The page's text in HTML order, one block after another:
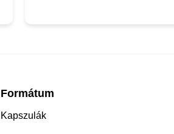
Formátum
Kapszulák